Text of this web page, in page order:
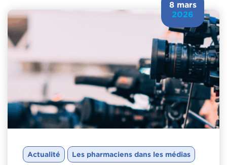
8 mars
2026
Actualité Les pharmaciens dans les médias